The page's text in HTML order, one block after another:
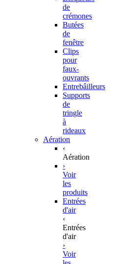
de
crémones
Butées
de
fenêtre
Clips
pour
faux-
ouvrants
Entrebâilleurs
Supports
de
tringle
à
rideaux
Aération
‹
Aération
›
Voir
les
produits
Entrées
d'air
‹
Entrées
d'air
›
Voir